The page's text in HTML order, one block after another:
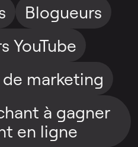
Blogueurs
YouTube
marketing
à gagner
en ligne